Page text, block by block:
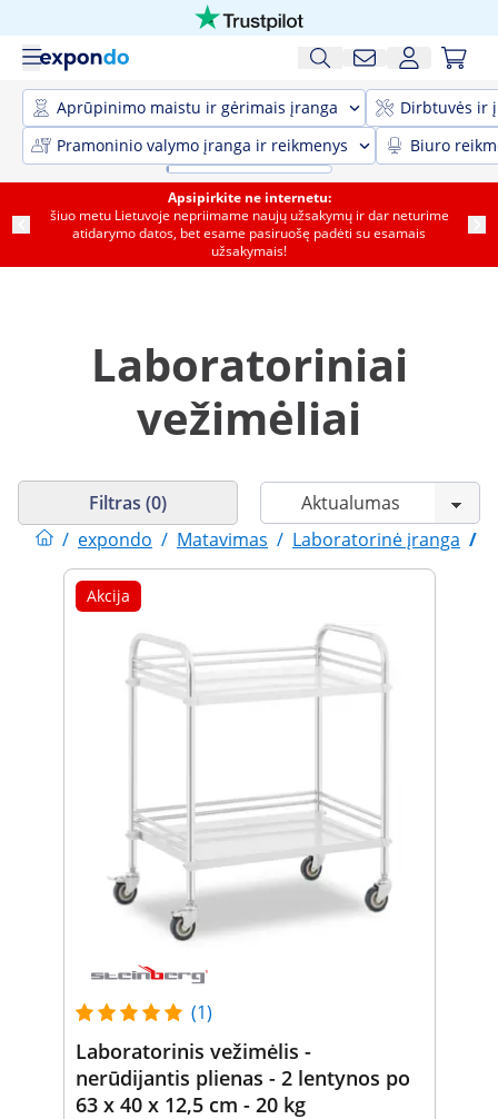
Aprūpinimo maistu ir gėrimais įranga
Dirbtuvės ir
Pramoninio valymo įranga ir reikmenys
Biuro
Apsipirkite ne internetu:
šiuo metu Lietuvoje nepriimame naujų užsakymų ir dar neturime
atidarymo datos, bet esame pasiruošę padėti su esamais
užsakymais!
Laboratoriniai
vežimėliai
/ expondo / Matavimas / Laboratorinė įranga /
Filtras (0)
Akcija
(1)
Laboratorinis vežimėlis -
nerūdijantis plienas - 2 lentynos po
63 x 40 x 12,5 cm - 20 kg